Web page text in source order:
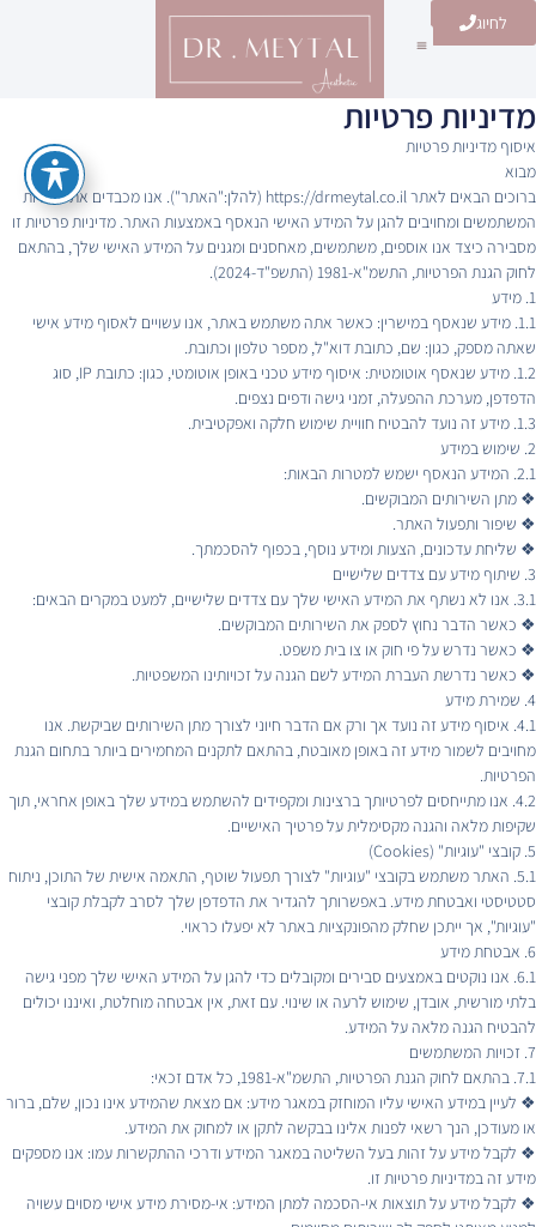
לחיוג
מדיניות פרטיות
איסוף מדיניות פרטיות
מבוא
ברוכים הבאים לאתר https://drmeytal.co.il (להלן:"האתר"). אנו מכבדים את פרטיות
המשתמשים ומחויבים להגן על המידע האישי הנאסף באמצעות האתר. מדיניות פרטיות זו
מסבירה כיצד אנו אוספים, משתמשים, מאחסנים ומגנים על המידע האישי שלך, בהתאם
לחוק הגנת הפרטיות, התשמ"א-1981 (התשפ"ד-2024).
1. מידע
1.1. מידע שנאסף במישרין: כאשר אתה משתמש באתר, אנו עשויים לאסוף מידע אישי
שאתה מספק, כגון: שם, כתובת דוא"ל, מספר טלפון וכתובת.
1.2. מידע שנאסף אוטומטית: איסוף מידע טכני באופן אוטומטי, כגון: כתובת IP, סוג
הדפדפן, מערכת ההפעלה, זמני גישה ודפים נצפים.
1.3. מידע זה נועד להבטיח חוויית שימוש חלקה ואפקטיבית.
2. שימוש במידע
2.1. המידע הנאסף ישמש למטרות הבאות:
❖ מתן השירותים המבוקשים.
❖ שיפור ותפעול האתר.
❖ שליחת עדכונים, הצעות ומידע נוסף, בכפוף להסכמתך.
3. שיתוף מידע עם צדדים שלישיים
3.1. אנו לא נשתף את המידע האישי שלך עם צדדים שלישיים, למעט במקרים הבאים:
❖ כאשר הדבר נחוץ לספק את השירותים המבוקשים.
❖ כאשר נדרש על פי חוק או צו בית משפט.
❖ כאשר נדרשת העברת המידע לשם הגנה על זכויותינו המשפטיות.
4. שמירת מידע
4.1. איסוף מידע זה נועד אך ורק אם הדבר חיוני לצורך מתן השירותים שביקשת. אנו
מחויבים לשמור מידע זה באופן מאובטח, בהתאם לתקנים המחמירים ביותר בתחום הגנת
הפרטיות.
4.2. אנו מתייחסים לפרטיותך ברצינות ומקפידים להשתמש במידע שלך באופן אחראי, תוך
שקיפות מלאה והגנה מקסימלית על פרטיך האישיים.
5. קובצי "עוגיות" (Cookies)
5.1. האתר משתמש בקובצי "עוגיות" לצורך תפעול שוטף, התאמה אישית של התוכן, ניתוח
סטטיסטי ואבטחת מידע. באפשרותך להגדיר את הדפדפן שלך לסרב לקבלת קובצי
"עוגיות", אך ייתכן שחלק מהפונקציות באתר לא יפעלו כראוי.
6. אבטחת מידע
6.1. אנו נוקטים באמצעים סבירים ומקובלים כדי להגן על המידע האישי שלך מפני גישה
בלתי מורשית, אובדן, שימוש לרעה או שינוי. עם זאת, אין אבטחה מוחלטת, ואיננו יכולים
להבטיח הגנה מלאה על המידע.
7. זכויות המשתמשים
7.1. בהתאם לחוק הגנת הפרטיות, התשמ"א-1981, כל אדם זכאי:
❖ לעיין במידע האישי עליו המוחזק במאגר מידע: אם מצאת שהמידע אינו נכון, שלם, ברור
או מעודכן, הנך רשאי לפנות אלינו בבקשה לתקן או למחוק את המידע.
❖ לקבל מידע על זהות בעל השליטה במאגר המידע ודרכי ההתקשרות עמו: אנו מספקים
מידע זה במדיניות פרטיות זו.
❖ לקבל מידע על תוצאות אי-הסכמה למתן המידע: אי-מסירת מידע אישי מסוים עשויה